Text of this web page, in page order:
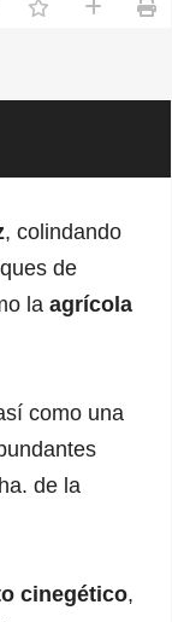
, colindando
de
la agrícola
como una
de la
cinegético,